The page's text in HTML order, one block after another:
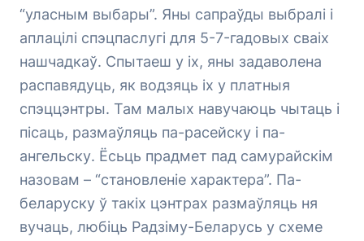
“уласным выбары”. Яны сапраўды выбралі і
аплацілі спэцпаслугі для 5-7-гадовых сваіх
нашчадкаў. Спытаеш у іх, яны задаволена
распавядуць, як водзяць іх у платныя
спэццэнтры. Там малых навучаюць чытаць і
пісаць, размаўляць па-расейску і па-
ангельску. Ёсьць прадмет пад самурайскім
назовам – “становленіе характера”. Па-
беларуску ў такіх цэнтрах размаўляць ня
вучаць, любіць Радзіму-Беларусь у схеме